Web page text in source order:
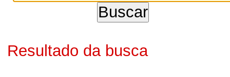
Resultado da busca